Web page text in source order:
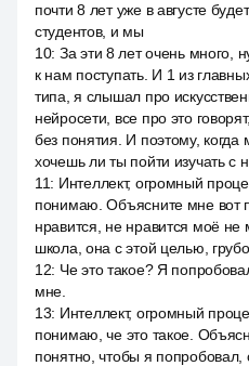
почти 8 лет уже в августе
студентов, и мы
10: За эти 8 лет очень много,
к нам поступать. И 1 из
типа, я слышал про
нейросети, все про это
без понятия. И поэтому, когда
хочешь ли ты пойти изучать с
11: Интеллект, огромный
понимаю. Объясните мне вот
нравится, не нравится моё не
школа, она с этой целью, грубо
12: Че это такое? Я
мне.
13: Интеллект, огромный
понимаю, че это такое.
понятно, чтобы я